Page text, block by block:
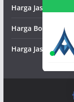
Harga Jasa
Harga Borongan
Harga Jasa